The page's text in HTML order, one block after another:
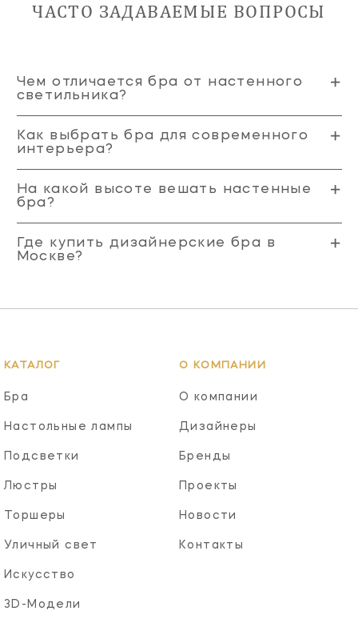
ЧАСТО ЗАДАВАЕМЫЕ ВОПРОСЫ
Чем отличается бра от настенного
светильника?
Как выбрать бра для современного
интерьера?
На какой высоте вешать настенные
бра?
Где купить дизайнерские бра в
Москве?
КАТАЛОГ
Бра
Настольные лампы
Подсветки
Люстры
Торшеры
Уличный свет
Искусство
3D-Модели
О КОМПАНИИ
О компании
Дизайнеры
Бренды
Проекты
Новости
Контакты